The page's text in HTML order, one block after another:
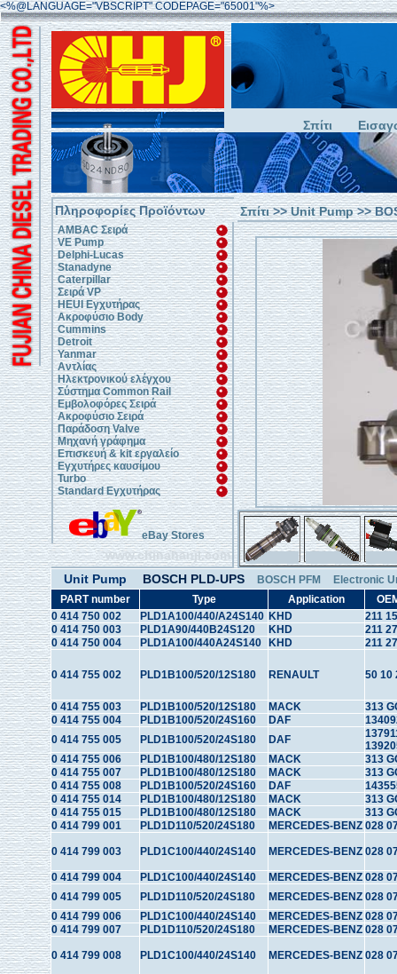
<%@LANGUAGE="VBSCRIPT" CODEPAGE="65001"%>
Σπίτι
Πληροφορίες Προϊόντων
AMBAC Σειρά
VE Pump
Delphi-Lucas
Stanadyne
Caterpillar
Σειρά VP
HEUI Εγχυτήρας
Ακροφύσιο Body
Cummins
Detroit
Yanmar
Αντλίας
Ηλεκτρονικού ελέγχου
Σύστημα Common Rail
Εμβολοφόρες Σειρά
Ακροφύσιο Σειρά
Παράδοση Valve
Μηχανή γράφημα
Επισκευή & kit εργαλείο
Εγχυτήρες καυσίμου
Turbo
Standard Εγχυτήρας
eBay Stores
www.chinahanji.com
Σπίτι>>Unit Pump>>
Unit Pump BOSCH PLD-UPS BOSCH PFM
Electronic
PART number
Type Application
0 414 750 002
PLD1A100/440/A24S140 KHD
211
0 414 750 003
PLD1A90/440B24S120 KHD
211
0 414 750 004
PLD1A100/440A24S140 KHD 211
0 414 755 002 PLD1B100/520/12S180 RENAULT 50 10
0 414 755 003 PLD1B100/520/12S180 MACK
313
0 414 755 004
PLD1B100/520/24S160 DAF
0 414 755 005
PLD1B100/520/24S180 DAF
0 414 755 006
PLD1B100/480/12S180 MACK
313
0 414 755 007
PLD1B100/480/12S180 MACK
313
0 414 755 008
PLD1B100/520/24S160 DAF
0 414 755 014
PLD1B100/480/12S180 MACK
313
0 414 755 015
PLD1B100/480/12S180 MACK
313
0 414 799 001
PLD1D110/520/24S180 MERCEDES-BENZ 028
0 414 799 003 PLD1C100/440/24S140 MERCEDES-BENZ 028
0 414 799 004 PLD1C100/440/24S140 MERCEDES-BENZ 028
0 414 799 005
PLD1D110/520/24S180 MERCEDES-BENZ 028
0 414 799 006
PLD1C100/440/24S140 MERCEDES-BENZ 028
0 414 799 007
PLD1D110/520/24S180 MERCEDES-BENZ 028
0 414 799 008 PLD1C100/440/24S140 MERCEDES-BENZ 028